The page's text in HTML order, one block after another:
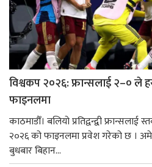
विश्वकप २०२६: फ्रान्सलाई २–० ले
फाइनलमा
काठमाडौँ। बलियो प्रतिद्वन्द्वी
२०२६ को फाइनलमा प्रवेश गरेको छ ।
बुधबार बिहान...